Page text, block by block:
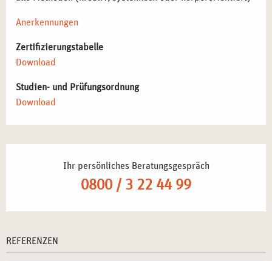
Anerkennungen
Zertifizierungstabelle
Download
Studien- und Prüfungsordnung
Download
Ihr persönliches Beratungsgespräch
0800 / 3 22 44 99
REFERENZEN